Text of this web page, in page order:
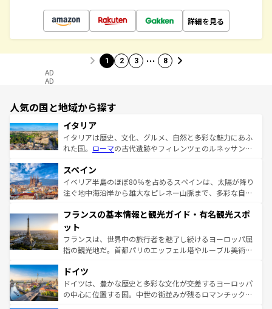
詳細を見る
1 2 3 … 8
AD
AD
人気の国と地域から探す
イタリア
イタリアは歴史、文化、グルメ、自然と多彩な魅力にあふ
れた国。 ローマの古代遺跡やフィレンツェのルネッサンス
ろん、トスカーナの美しい田園風景やアマルフィ海岸の絶
景など、自然景観も見逃せない。観光の合間には、本場の
ピザやパスタなど、絶品のイタリア料理を堪能することも
ませてくれるイタリアで、忘れられない旅をしてみよう！
なお、新着のイタリア情報は
しい。
スペイン
イベリア半島のほぼ80％を占めるスペインは、太陽が降り
注ぐ地中海沿岸から雄大なピレネー山脈まで、多彩な自然
文化が根付くこの国では、情熱的なフラメンコ、熱気あふ
れる闘牛、そして美味しいタパスが生活の一部となってい
る。首都マドリードの洗練された雰囲気や、バルセロナの
アートに溢れた街角から、地方では古代ローマ遺跡や中世
せる。地方によって風土や気候が異なるスペインはその個
性で訪れる人を魅了する。 なお、新着のスペイン情報は コ
ンテンツ一覧を参照してほしい。
フランスの基本情報と観光ガイド・有名観光スポ
ット
フランスは、世界中の旅行者を魅了し続けるヨーロッパ屈
指の観光地だ。首都パリのエッフェル塔やルーブル美術館
で、幅広い魅力が詰まっている。華麗な宮殿、歴史的な大
聖堂、美しいビーチ、そして豊かな自然が、訪れる者を心
から魅了する。また、フランスは美食の国としても知ら
ドイツ
ドイツは、豊かな歴史と多彩な文化が交差するヨーロッパ
の中心に位置する国。中世の街並みが残るロマンチック街